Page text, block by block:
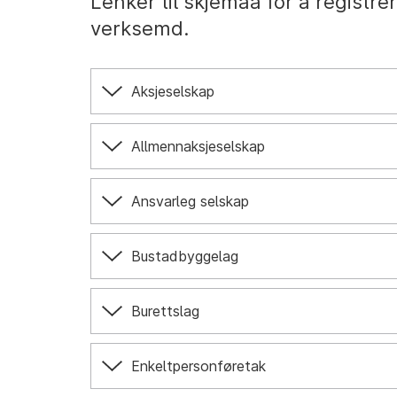
verksemd.
Aksjeselskap
Allmennaksjeselskap
Ansvarleg selskap
Bustadbyggelag
Burettslag
Enkeltpersonføretak